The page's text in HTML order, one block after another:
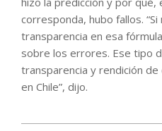
corresponda, hubo fallos.
transparencia en esa
sobre los errores. Ese tipo
transparencia y rendición
en Chile”, dijo.